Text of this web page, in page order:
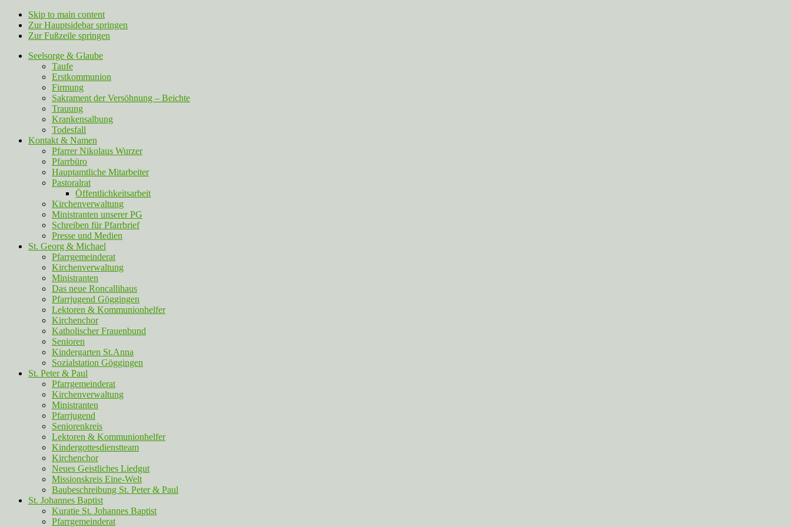
Skip to main content
Zur Hauptsidebar springen
Zur Fußzeile springen
Seelsorge & Glaube
Taufe
Erstkommunion
Firmung
Sakrament der Versöhnung – Beichte
Trauung
Krankensalbung
Todesfall
Kontakt & Namen
Pfarrer Nikolaus Wurzer
Pfarrbüro
Hauptamtliche Mitarbeiter
Pastoralrat
Öffentlichkeitsarbeit
Kirchenverwaltung
Ministranten unserer PG
Schreiben für Pfarrbrief
Presse und Medien
St. Georg & Michael
Pfarrgemeinderat
Kirchenverwaltung
Ministranten
Das neue Roncallihaus
Pfarrjugend Göggingen
Lektoren & Kommunionhelfer
Kirchenchor
Katholischer Frauenbund
Senioren
Kindergarten St.Anna
Sozialstation Göggingen
St. Peter & Paul
Pfarrgemeinderat
Kirchenverwaltung
Ministranten
Pfarrjugend
Seniorenkreis
Lektoren & Kommunionhelfer
Kindergottesdienstteam
Kirchenchor
Neues Geistliches Liedgut
Missionskreis Eine-Welt
Baubeschreibung St. Peter & Paul
St. Johannes Baptist
Kuratie St. Johannes Baptist
Pfarrgemeinderat